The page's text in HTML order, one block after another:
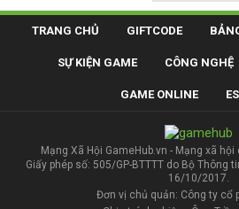
TRANG CHỦ GIFTCODE
SỰ KIỆN GAME CÔNG NGHỆ
GAME ONLINE
Mạng Xã Hội GameHub.vn - Mạng xã
Giấy phép số: 505/GP-BTTTT do Bộ Thông
16/10/2017.
Đơn vị chủ quản: Công ty cổ